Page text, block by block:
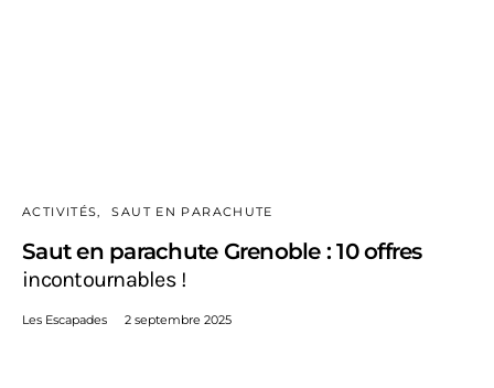
ACTIVITÉS SAUT EN PARACHUTE
Saut en parachute Grenoble : 10 offres
incontournables !
Les Escapades 2 septembre 2025